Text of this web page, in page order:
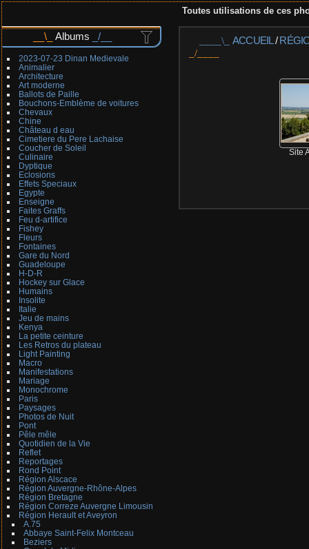
Toutes utilisations de ces
Albums
2023-07-23 Dinan Medievale
Animalier
Architecture
Art moderne
Ballots de Paille
Bouchons-Emblème de voitures
Chevaux
Chine
Château d eau
Cimetiere du Pere Lachaise
Coucher de Soleil
Culinaire
Dyptique
Eclosions
Effets Speciaux
Egypte
Enseigne
Faites Graffs
Feu d-artifice
Fishey
Fleurs
Fontaines
Gare du Nord
Guadeloupe
H-D-R
Hockey sur Glace
Humains
Insolite
Italie
Jeu de mains
Kenya
La petite ceinture
Les Retros du plateau
Light Painting
Macro
Manifestations
Mariage
Monochrome
Paris
Paysages
Photos de Nuit
Pont
Pêle mêle
Quotidien de la Vie
Reflet
Reportages
Rond Point
Région Alscace
Région Auvergne-Rhône-Alpes
Région Bretagne
Région Correze Auvergne Limousin
Région Herault et Aveyron
A.75
Abbaye Saint-Felix Montceau
Beziers
ACCUEIL/
Site